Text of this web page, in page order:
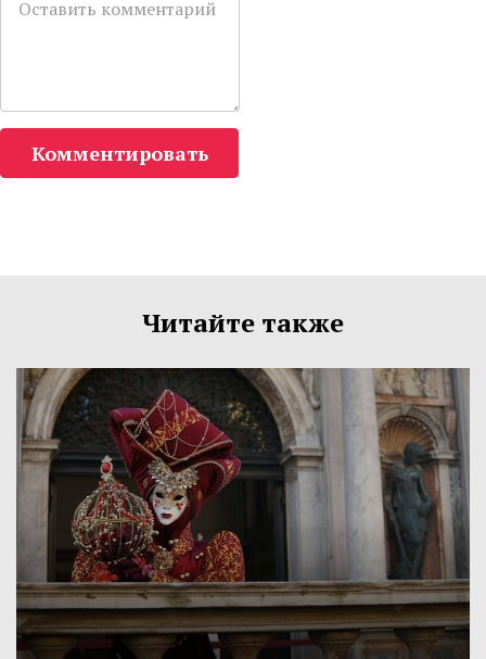
Комментировать
Читайте также